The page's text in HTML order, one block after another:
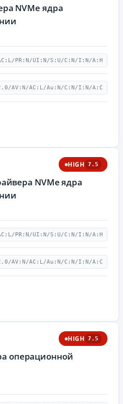
NVMe ядра
PR:N/UI:N/S:U/C:N/I:N/A:H
AV:N/AC:L/Au:N/C:N/I:N/A:C
HIGH 7.5
NVMe ядра
PR:N/UI:N/S:U/C:N/I:N/A:H
AV:N/AC:L/Au:N/C:N/I:N/A:C
HIGH 7.5
операционной